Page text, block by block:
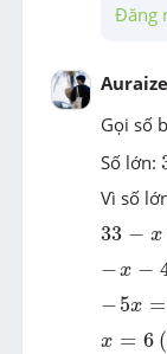
Đăng
Auraize
Gọi số
Số lớn:
Vì số
33 − x
33 =4
−x −
-4 3
−5x =
x= 30
x = 6
x=6 (
(